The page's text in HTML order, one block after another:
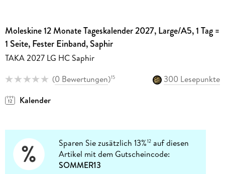
Moleskine 12 Monate Tageskalender 2027, Large/A5, 1 Tag =
1 Seite, Fester Einband, Saphir
TAKA 2027 LG HC Saphir
(0 Bewertungen)15
300 Lesepunkte
Kalender
Sparen Sie zusätzlich 13%12 auf diesen
Artikel mit dem Gutscheincode:
SOMMER13